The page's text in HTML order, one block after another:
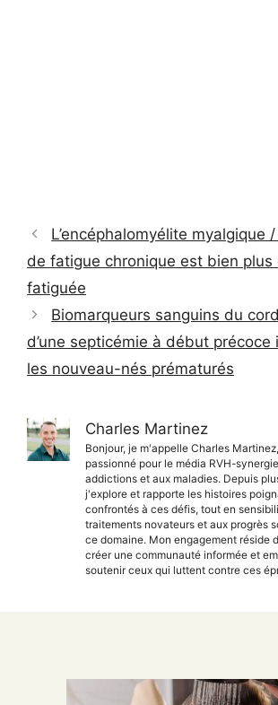
L’encéphalomyélite myalgique
de fatigue chronique est bien plus
fatiguée
Biomarqueurs sanguins du
d’une septicémie à début
les nouveau-nés prématurés
Charles Martinez
Bonjour, je m'appelle Charles
passionné pour le média RVH-
addictions et aux maladies. Depuis
j'explore et rapporte les histoires
confrontés à ces défis, tout en
traitements novateurs et aux progrès
ce domaine. Mon engagement réside
créer une communauté informée et
soutenir ceux qui luttent contre ces